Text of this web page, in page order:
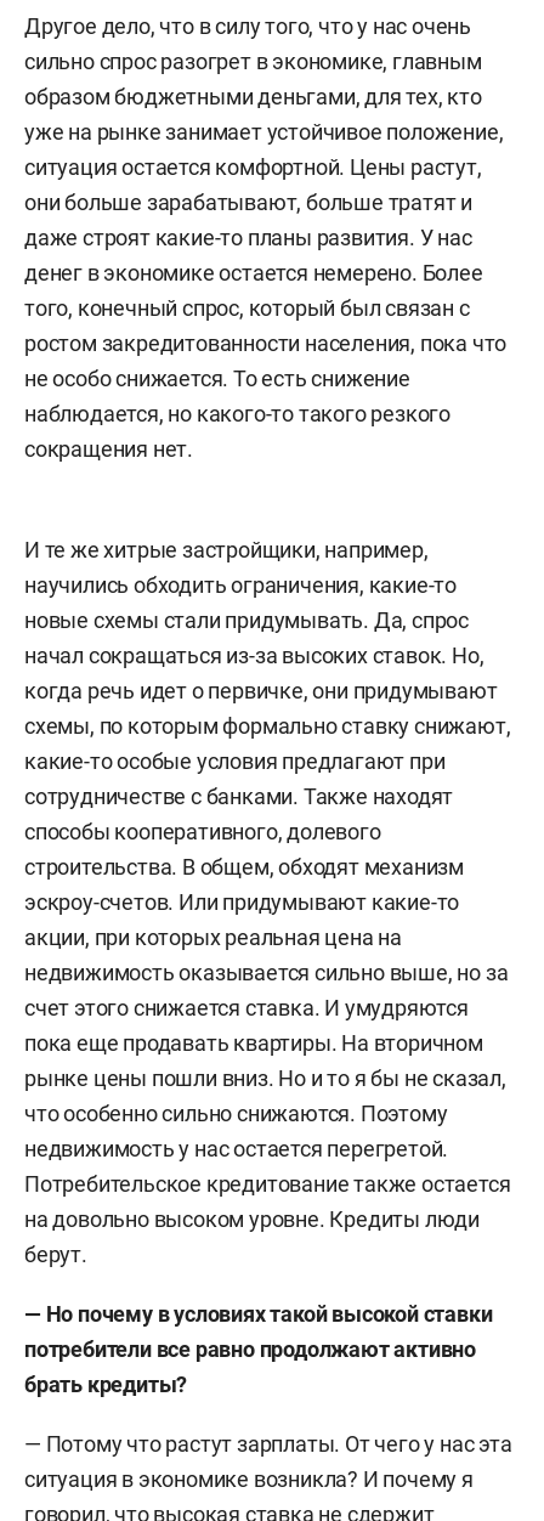
Другое дело, что в силу того, что у нас очень
сильно спрос разогрет в экономике, главным
образом бюджетными деньгами, для тех, кто
уже на рынке занимает устойчивое положение,
ситуация остается комфортной. Цены растут,
они больше зарабатывают, больше тратят и
даже строят какие-то планы развития. У нас
денег в экономике остается немерено. Более
того, конечный спрос, который был связан с
ростом закредитованности населения, пока что
не особо снижается. То есть снижение
наблюдается, но какого-то такого резкого
сокращения нет.
И те же хитрые застройщики, например,
научились обходить ограничения, какие-то
новые схемы стали придумывать. Да, спрос
начал сокращаться из-за высоких ставок. Но,
когда речь идет о первичке, они придумывают
схемы, по которым формально ставку снижают,
какие-то особые условия предлагают при
сотрудничестве с банками. Также находят
способы кооперативного, долевого
строительства. В общем, обходят механизм
эскроу-счетов. Или придумывают какие-то
акции, при которых реальная цена на
недвижимость оказывается сильно выше, но за
счет этого снижается ставка. И умудряются
пока еще продавать квартиры. На вторичном
рынке цены пошли вниз. Но и то я бы не сказал,
что особенно сильно снижаются. Поэтому
недвижимость у нас остается перегретой.
Потребительское кредитование также остается
на довольно высоком уровне. Кредиты люди
берут.
— Но почему в условиях такой высокой ставки
потребители все равно продолжают активно
брать кредиты?
— Потому что растут зарплаты. От чего у нас эта
ситуация в экономике возникла? И почему я
говорил, что высокая ставка не сдержит